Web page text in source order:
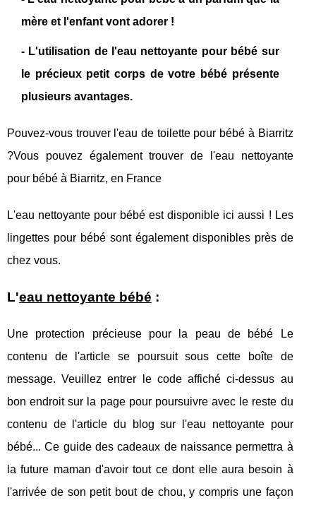
mère et l'enfant vont adorer !
- L'utilisation de l'eau nettoyante pour bébé sur
le précieux petit corps de votre bébé présente
plusieurs avantages.
Pouvez-vous trouver l'eau de toilette pour bébé à Biarritz
?Vous pouvez également trouver de l'eau nettoyante
pour bébé à Biarritz, en France
L'eau nettoyante pour bébé est disponible ici aussi ! Les
lingettes pour bébé sont également disponibles près de
chez vous.
L'eau nettoyante bébé :
Une protection précieuse pour la peau de bébé Le
contenu de l'article se poursuit sous cette boîte de
message. Veuillez entrer le code affiché ci-dessus au
bon endroit sur la page pour poursuivre avec le reste du
contenu de l'article du blog sur l'eau nettoyante pour
bébé... Ce guide des cadeaux de naissance permettra à
la future maman d'avoir tout ce dont elle aura besoin à
l'arrivée de son petit bout de chou, y compris une façon